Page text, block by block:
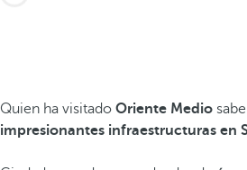
Quien ha visitado Oriente Medio
impresionantes infraestructuras en